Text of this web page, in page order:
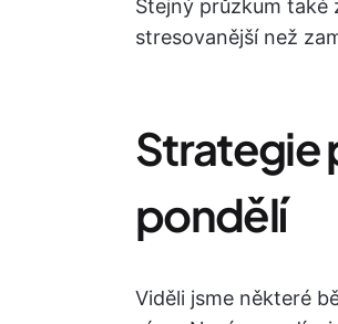
Stejný průzkum také
stresovanější než
Strategie
pondělí
Viděli jsme některé